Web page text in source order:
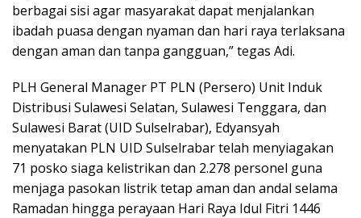
berbagai sisi agar masyarakat dapat menjalankan
ibadah puasa dengan nyaman dan hari raya terlaksana
dengan aman dan tanpa gangguan,” tegas Adi.
PLH General Manager PT PLN (Persero) Unit Induk
Distribusi Sulawesi Selatan, Sulawesi Tenggara, dan
Sulawesi Barat (UID Sulselrabar), Edyansyah
menyatakan PLN UID Sulselrabar telah menyiagakan
71 posko siaga kelistrikan dan 2.278 personel guna
menjaga pasokan listrik tetap aman dan andal selama
Ramadan hingga perayaan Hari Raya Idul Fitri 1446